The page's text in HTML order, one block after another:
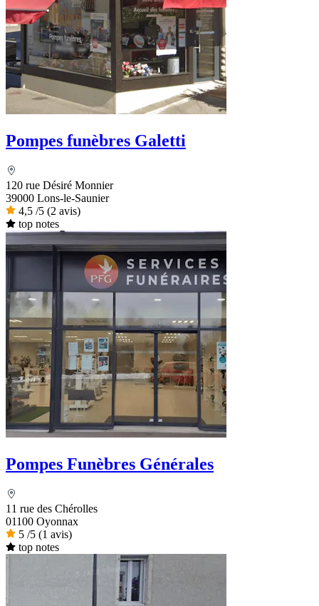
Pompes funèbres Galetti
120 rue Désiré Monnier
39000 Lons-le-Saunier
4,5 /5 (2 avis)
top notes
Pompes Funèbres Générales
11 rue des Chérolles
01100 Oyonnax
5 /5 (1 avis)
top notes